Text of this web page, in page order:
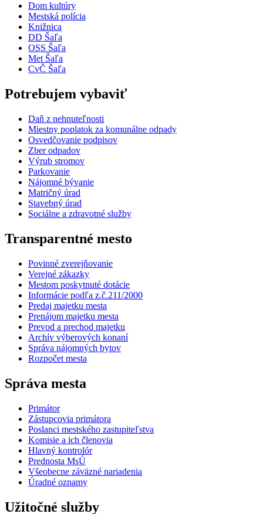
Dom kultúry
Mestská polícia
Knižnica
DD Šaľa
OSS Šaľa
Met Šaľa
CvČ Šaľa
Potrebujem vybaviť
Daň z nehnuteľnosti
Miestny poplatok za komunálne odpady
Osvedčovanie podpisov
Zber odpadov
Výrub stromov
Parkovanie
Nájomné bývanie
Matričný úrad
Stavebný úrad
Sociálne a zdravotné služby
Transparentné mesto
Povinné zverejňovanie
Verejné zákazky
Mestom poskytnuté dotácie
Informácie podľa z.č.211/2000
Predaj majetku mesta
Prenájom majetku mesta
Prevod a prechod majetku
Archív výberových konaní
Správa nájomných bytov
Rozpočet mesta
Správa mesta
Primátor
Zástupcovia primátora
Poslanci mestského zastupiteľstva
Komisie a ich členovia
Hlavný kontrolór
Prednosta MsÚ
Všeobecne záväzné nariadenia
Úradné oznamy
Užitočné služby